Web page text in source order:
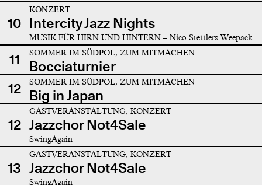
10
KONZERT
Intercity Jazz Nights
MUSIK FÜR HIRN UND HINTERN – Nico Stettlers Weepack
11 SOMMER IM SÜDPOL, ZUM MITMACHEN
Bocciaturnier
12
SOMMER IM SÜDPOL, ZUM MITMACHEN
Big in Japan
12
GASTVERANSTALTUNG, KONZERT
Jazzchor Not4Sale
SwingAgain
13
GASTVERANSTALTUNG, KONZERT
Jazzchor Not4Sale
SwingAgain